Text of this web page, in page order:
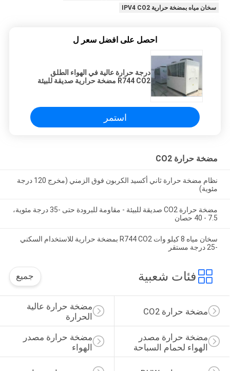
سخان مياه بمضخة حرارية IPV4 CO2
احصل على افضل سعر ل
درجة حرارة عالية في الهواء الطلق
R744 CO2 مضخة حرارية صديقة للبيئة
استمر
مضخة حرارة CO2
نظام مضخة حرارة ثاني أكسيد الكربون فوق الزمني (مخرج 120 درجة
مئوية)
مضخة حرارة CO2 صديقة للبيئة - مقاومة للبرودة حتى -35 درجة مئوية،
7.5 - 40 حصان
سخان مياه 8 كيلو وات R744 CO2 بمضخة حرارية للاستخدام السكني
-25 درجة مستقر
فئات شعبية جميع
مضخة حرارة عالية
الحرارة
مضخة حرارة CO2
مضخة حرارة مصدر
الهواء
مضخة حرارة مصدر
الهواء لحمام السباحة